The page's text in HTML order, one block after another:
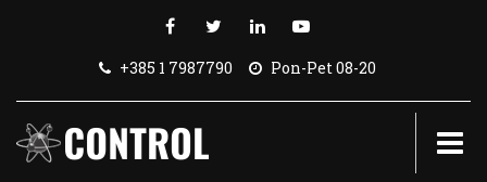
+385 1 7987790 Pon-Pet 08-20